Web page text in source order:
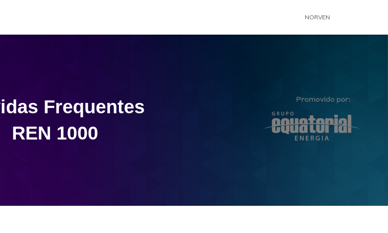
NORVEN
Frequentes
REN 1000